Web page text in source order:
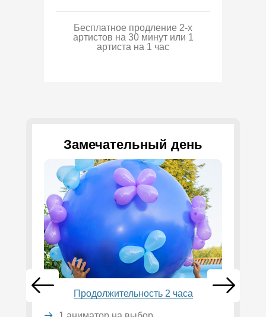
Бесплатное продление 2-х
артистов на 30 минут или 1
артиста на 1 час
Замечательный день
Продолжительность 2 часа